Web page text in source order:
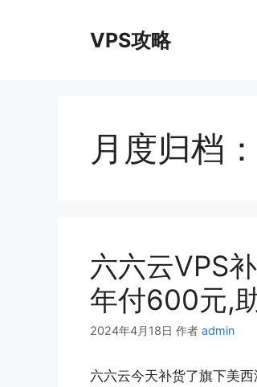
VPS攻略
月度归档：
六六云VPS
年付600元,
2024年4月18日 作者 admin
六六云今天补货了旗下美